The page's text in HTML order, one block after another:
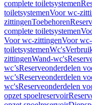
complete toiletsystemen
toiletsystemenVoor wc-
zittingenToebehoren
complete toiletsystemen
Voor wc-zittingenVoor
toiletsystemenWc's
zittingenWand-wc's
wc’sReserveonderdelen
wc’sReserveonderdelen
wc'sReserveonderdelen
opzet spoelreservoir